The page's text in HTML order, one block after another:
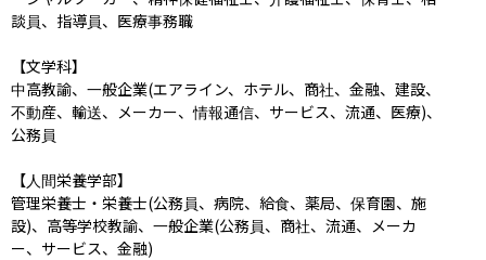
談員、指導員、医療事務職
【文学科】
中高教諭、一般企業(エアライン、ホテル、商社、金融、建設、
不動産、輸送、メーカー、情報通信、サービス、流通、医療)、
公務員
【人間栄養学部】
管理栄養士・栄養士(公務員、病院、給食、薬局、保育園、施
設)、高等学校教諭、一般企業(公務員、商社、流通、メーカ
ー、サービス、金融)